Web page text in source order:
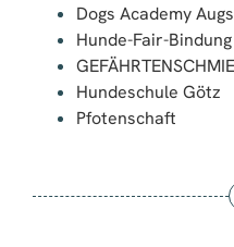
Dogs Academy
Hunde-Fair-Bindung
Hundeschule Götz
Pfotenschaft